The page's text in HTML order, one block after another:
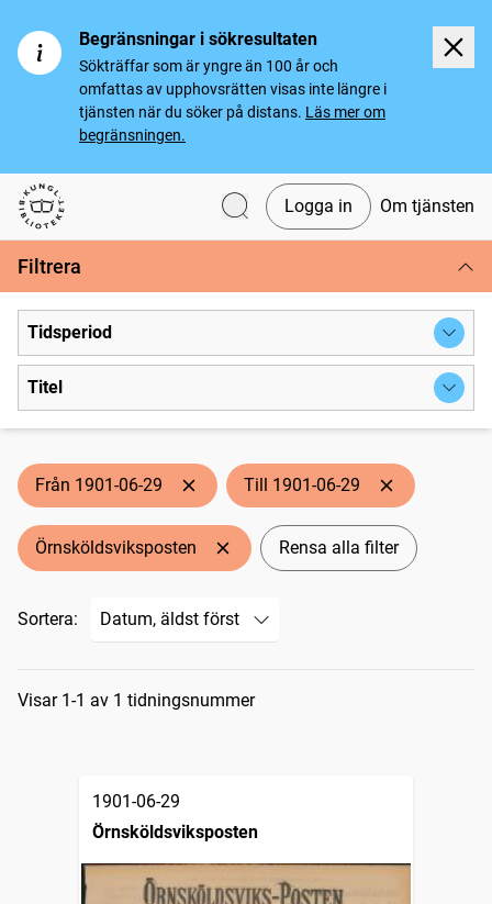
Begränsningar i sökresultaten
Sökträffar som är yngre än 100 år och
omfattas av upphovsrätten visas inte längre i
tjänsten när du söker på distans. Läs mer om
begränsningen.
Svenska tidningar
Logga in Om tjänsten
Filtrera
Tidsperiod
Titel
Från 1901-06-29 Till 1901-06-29
Örnsköldsviksposten Rensa alla filter
Sortera:
Sökresultat
Visar 1-1 av 1 tidningsnummer
1901-06-29
Örnsköldsviksposten